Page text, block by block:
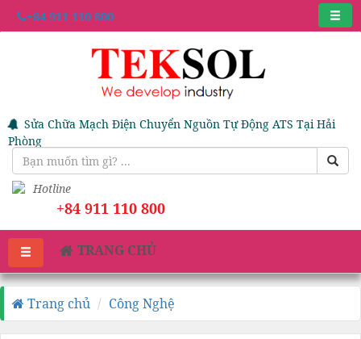
+84 911 110 800
Sửa Chữa Mạch Điện Chuyển Nguồn Tự Động ATS Tại Hải
Phòng
Hotline
+84 911 110 800
TRANG CHỦ
Trang chủ Công Nghệ